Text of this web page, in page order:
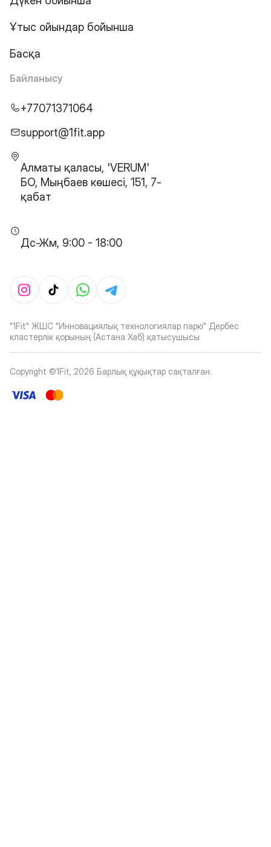
Ұтыс ойындар бойынша
Басқа
Байланысу
+77071371064
support@1fit.app
Алматы қаласы, 'VERUM'
БО, Мыңбаев көшесі, 151, 7-
қабат
Дс-Жм, 9:00 - 18:00
"1Fit" ЖШС "Инновациялық технологиялар паркі" Дербес
кластерлік қорының (Астана Хаб) қатысушысы
Copyright ©1Fit, 2026 Барлық құқықтар сақталған.